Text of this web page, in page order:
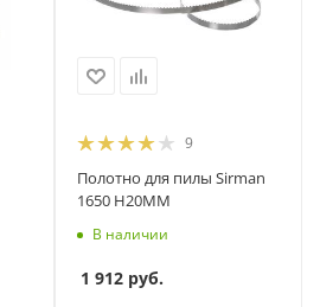
9
Полотно для пилы Sirman
1650 H20ММ
В наличии
1 912 руб.